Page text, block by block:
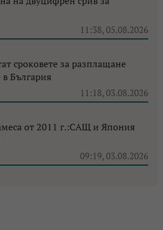
11:38, 05.08.2026
сроковете за разплащане
България
11:18, 03.08.2026
от 2011 г.:САЩ и Япония
09:19, 03.08.2026